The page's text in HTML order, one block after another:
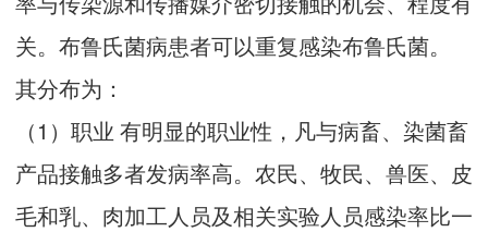
关。布鲁氏菌病患者可以重复感染布鲁氏菌。
其分布为：
（1）职业 有明显的职业性，凡与病畜、染菌畜
产品接触多者发病率高。农民、牧民、兽医、皮
毛和乳、肉加工人员及相关实验人员感染率比一